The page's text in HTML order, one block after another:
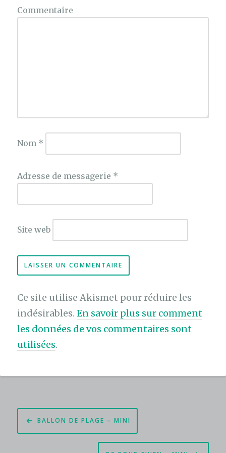
Commentaire
Nom *
Adresse de messagerie *
Site web
Ce site utilise Akismet pour réduire les
indésirables.En savoir plus sur comment
les données de vos commentaires sont
utilisées.
Navigation
de
BALLON DE PLAGE – MINI